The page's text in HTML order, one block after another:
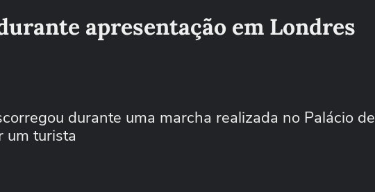
apresentação em Londres
durante uma marcha realizada no Palácio de
um turista